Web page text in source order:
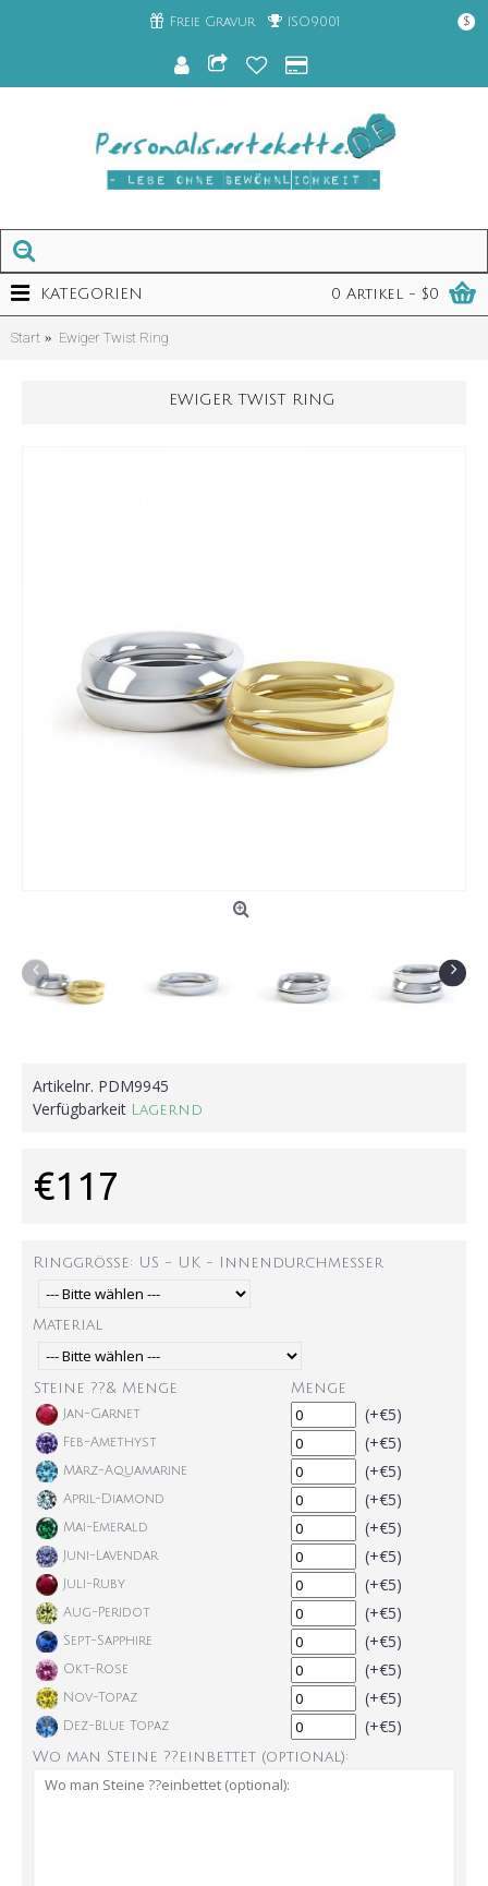
Freie Gravur ISO9001 $
0 Artikel - $0
KATEGORIEN
Start Ewiger Twist Ring
EWIGER TWIST RING
Artikelnr. PDM9945
Verfügbarkeit Lagernd
€117
Ringgröße: US - UK - Innendurchmesser
Material
Steine ??& Menge Menge
Jan-Garnet (+€5)
Feb-Amethyst (+€5)
März-Aquamarine (+€5)
April-Diamond (+€5)
Mai-Emerald (+€5)
Juni-Lavendar (+€5)
Juli-Ruby (+€5)
Aug-Peridot (+€5)
Sept-Sapphire (+€5)
Okt-Rose (+€5)
Nov-Topaz (+€5)
Dez-Blue Topaz (+€5)
Wo man Steine ??einbettet (optional):